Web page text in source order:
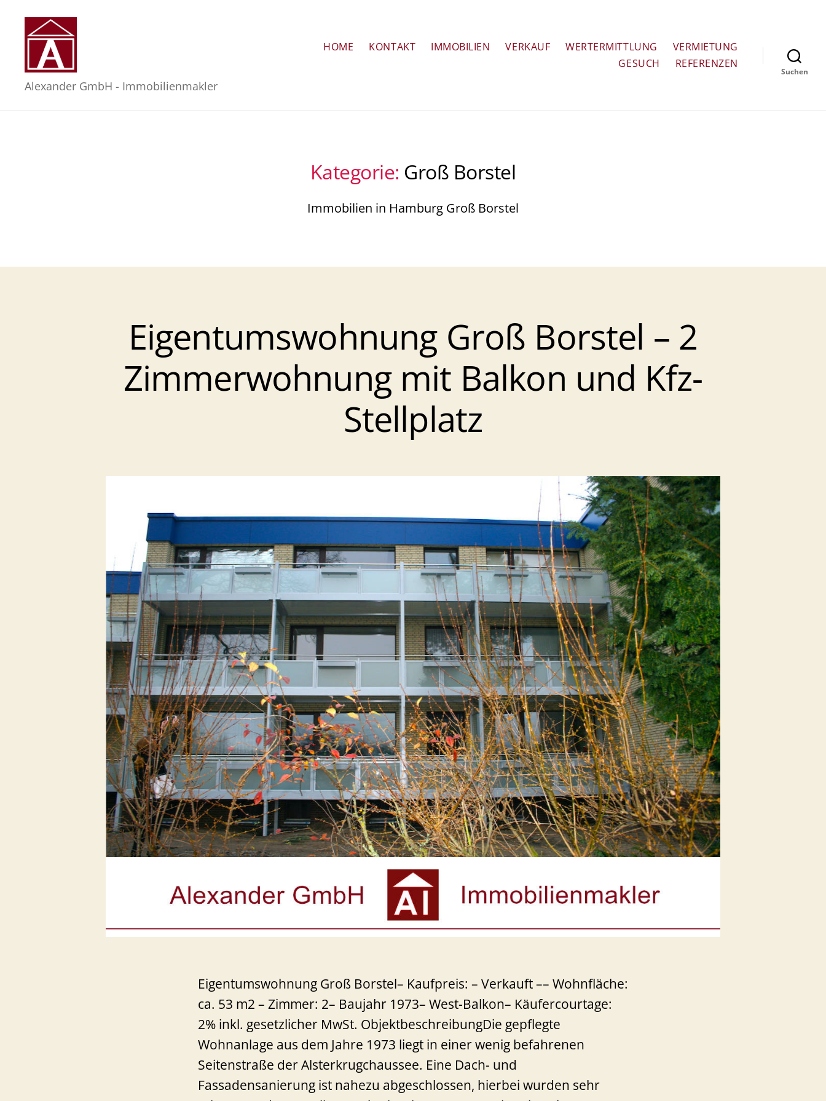
Alexander
GmbH
Alexander GmbH - Immobilienmakler
HOME KONTAKT IMMOBILIEN VERKAUF WERTERMITTLUNG
VERMIETUNG
GESUCH
REFERENZEN
Suchen
Kategorie: Groß Borstel
Immobilien in Hamburg Groß Borstel
Eigentumswohnung Groß Borstel – 2
Zimmerwohnung mit Balkon und Kfz-
Stellplatz
Eigentumswohnung Groß Borstel– Kaufpreis: – Verkauft –– Wohnfläche:
ca. 53 m2 – Zimmer: 2– Baujahr 1973– West-Balkon– Käufercourtage:
2% inkl. gesetzlicher MwSt. ObjektbeschreibungDie gepflegte
Wohnanlage aus dem Jahre 1973 liegt in einer wenig befahrenen
Seitenstraße der Alsterkrugchaussee. Eine Dach- und
Fassadensanierung ist nahezu abgeschlossen, hierbei wurden sehr